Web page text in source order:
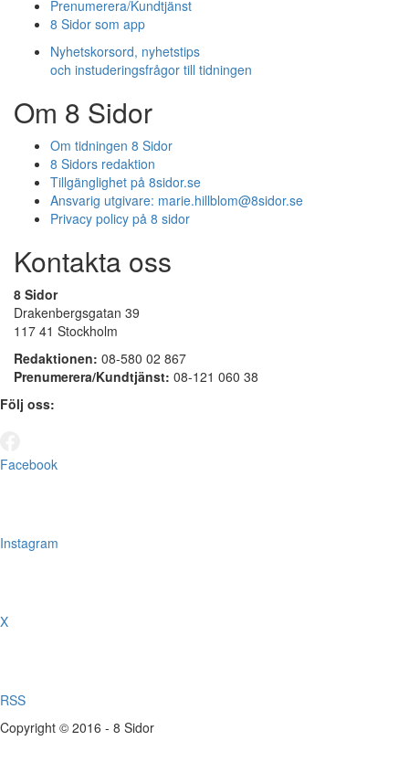
Prenumerera/Kundtjänst
8 Sidor som app
Nyhetskorsord, nyhetstips
och instuderingsfrågor till tidningen
Om 8 Sidor
Om tidningen 8 Sidor
8 Sidors redaktion
Tillgänglighet på 8sidor.se
Ansvarig utgivare: marie.hillblom@8sidor.se
Privacy policy på 8 sidor
Kontakta oss
8 Sidor
Drakenbergsgatan 39
117 41 Stockholm
Redaktionen: 08-580 02 867
Prenumerera/Kundtjänst: 08-121 060 38
Följ oss:
Facebook
Instagram
X
RSS
Copyright © 2016 - 8 Sidor